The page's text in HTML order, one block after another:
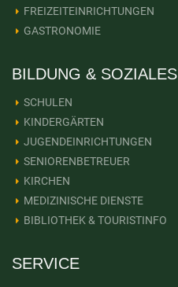
FREIZEITEINRICHTUNGEN
GASTRONOMIE
BILDUNG & SOZIALES
SCHULEN
KINDERGÄRTEN
JUGENDEINRICHTUNGEN
SENIORENBETREUER
KIRCHEN
MEDIZINISCHE DIENSTE
BIBLIOTHEK & TOURISTINFO
SERVICE